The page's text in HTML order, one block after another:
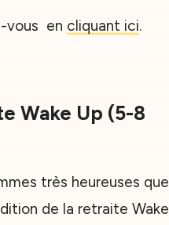
vous en cliquant ici.
Wake Up (5-8
très heureuses que
de la retraite Wake